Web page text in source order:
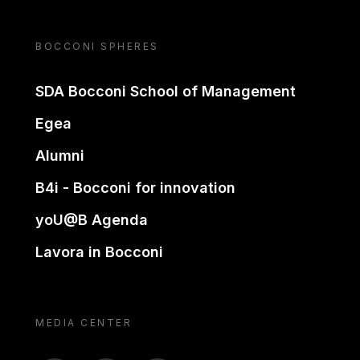
BOCCONI SPHERES
SDA Bocconi School of Management
Egea
Alumni
B4i - Bocconi for innovation
yoU@B Agenda
Lavora in Bocconi
MEDIA CENTER